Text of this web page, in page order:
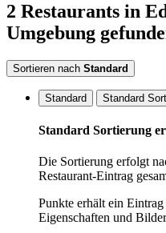
2 Restaurants in
Umgebung
Sortieren nach Standard
Standard Standard
Standard Sortierung
Die Sortierung erfolgt
Restaurant-Eintrag
Punkte erhält ein
Eigenschaften und